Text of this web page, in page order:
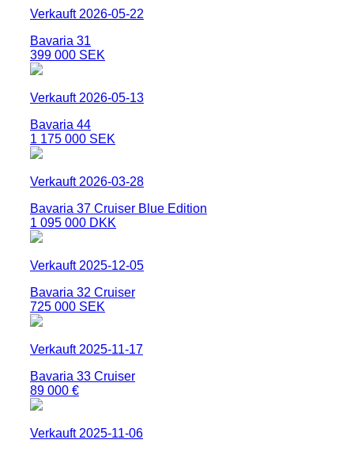
Verkauft 2026-05-22
Bavaria 31
399 000 SEK
Verkauft 2026-05-13
Bavaria 44
1 175 000 SEK
Verkauft 2026-03-28
Bavaria 37 Cruiser Blue Edition
1 095 000 DKK
Verkauft 2025-12-05
Bavaria 32 Cruiser
725 000 SEK
Verkauft 2025-11-17
Bavaria 33 Cruiser
89 000 €
Verkauft 2025-11-06